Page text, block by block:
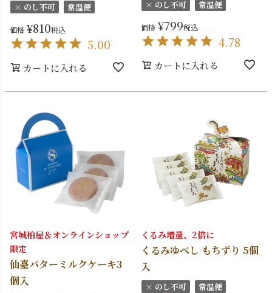
× のし不可 常温便
価格 ¥810税込
5.00
カートに入れる
× のし不可 常温便
価格 ¥799税込
4.78
カートに入れる
宮城柏屋＆オンラインショップ
限定
仙臺バターミルクケーキ3
個入
くるみ増量、2倍に
くるみゆべし もちずり 5個
入
× のし不可
常温便